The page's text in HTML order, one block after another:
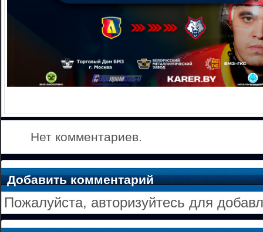
Нет комментариев.
Добавить комментарий
Пожалуйста, авторизуйтесь для